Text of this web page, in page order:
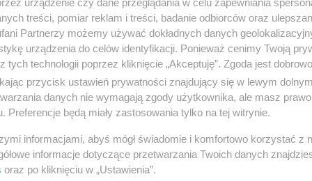
to historia na długą zimową noc. Na teraz, zgodnie
ponieważ w trybie izolacji pozwolił na to czas,
procesu. Poza pierwszymi kilkunastoma
o kwestiach technicznych (rozprawa odbyła
nic, zachowując nawet wstęp, w którym
stron. Meritum, czyli literalne uzasadnienie, w którym
po długim odstępie. Wojciech Sumliński
Reklama
treści, pomiar reklam i treści, badanie odbiorców oraz
Partnerzy możemy używać dokładnych danych
urządzenia do celów identyfikacji. Ponieważ cenimy Twoją
tych technologii poprzez kliknięcie „Akceptuję”. Zgoda jest
przycisk ustawień prywatności znajdujący się w lewym
danych nie wymagają zgody użytkownika, ale masz
Preferencje będą miały zastosowania tylko na tej witrynie.
informacjami, abyś mógł świadomie i komfortowo korzystać z
informacje dotyczące przetwarzania Twoich danych
oraz po kliknięciu w „Ustawienia”.